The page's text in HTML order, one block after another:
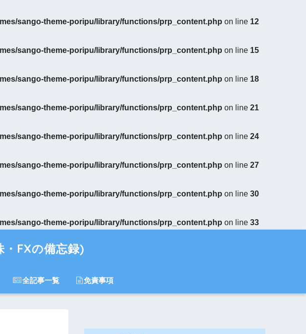
sango-theme-poripu/library/functions/prp_content.php on line 12
sango-theme-poripu/library/functions/prp_content.php on line 15
sango-theme-poripu/library/functions/prp_content.php on line 18
sango-theme-poripu/library/functions/prp_content.php on line 21
sango-theme-poripu/library/functions/prp_content.php on line 24
sango-theme-poripu/library/functions/prp_content.php on line 27
sango-theme-poripu/library/functions/prp_content.php on line 30
sango-theme-poripu/library/functions/prp_content.php on line 33
FXの備忘録)
全記事一覧 免責事項